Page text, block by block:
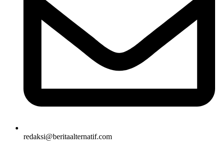
redaksi@beritaalternatif.com